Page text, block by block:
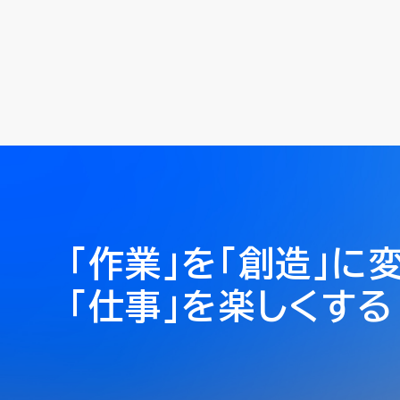
「作業」を「創造」に
「仕事」を楽しくする